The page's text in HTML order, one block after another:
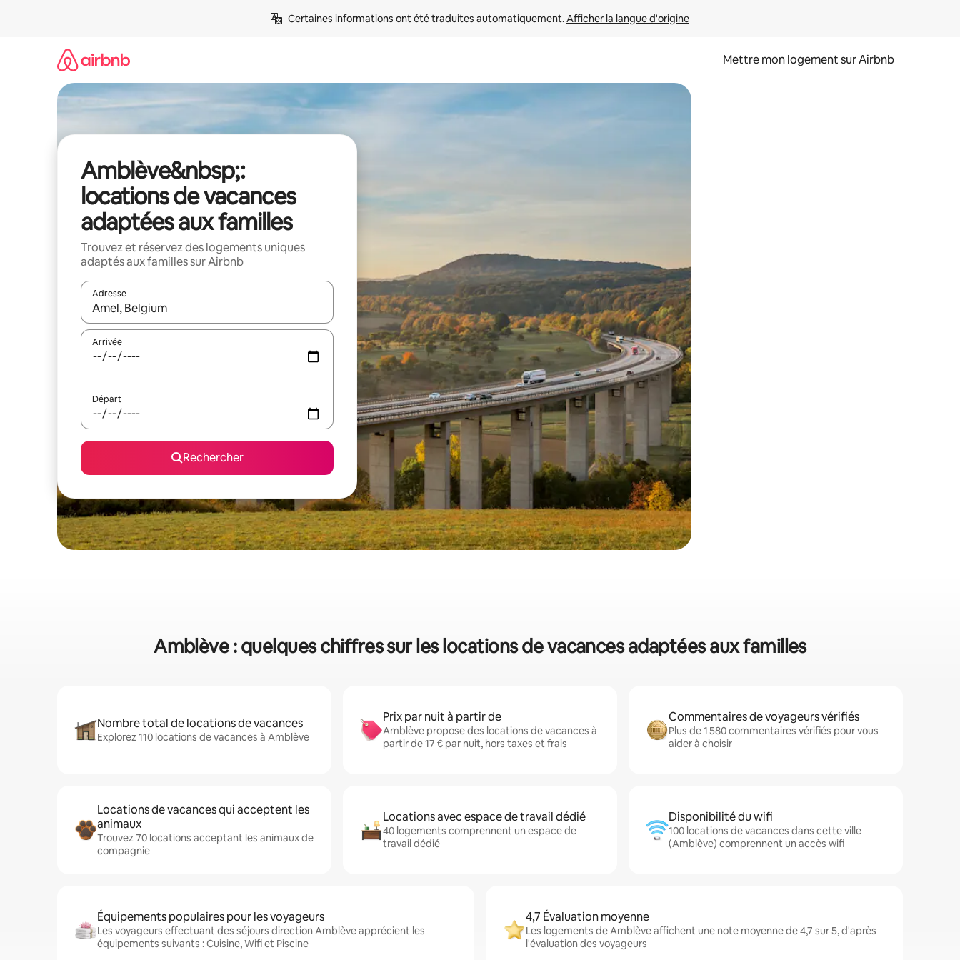
Certaines informations ont été traduites automatiquement. Afficher la langue d'origine
Mettre mon logement sur Airbnb
Amblève&nbsp;:
locations de vacances
adaptées aux familles
Trouvez et réservez des logements uniques
adaptés aux familles sur Airbnb
Adresse
Lorsque les résultats s'affichent, utilisez les flèches vers le haut et vers le bas pour les parcourir ou en appuyant et en faisant glisser.
Arrivée
Départ
Rechercher
Amblève : quelques chiffres sur les locations de vacances adaptées aux familles
Nombre total de locations de vacances
Explorez 110 locations de vacances à Amblève
Prix par nuit à partir de
Amblève propose des locations de vacances à
partir de 17 € par nuit, hors taxes et frais
Commentaires de voyageurs vérifiés
Plus de 1 580 commentaires vérifiés pour vous
aider à choisir
Locations de vacances qui acceptent les
animaux
Trouvez 70 locations acceptant les animaux de
compagnie
Locations avec espace de travail dédié
40 logements comprennent un espace de
travail dédié
Disponibilité du wifi
100 locations de vacances dans cette ville
(Amblève) comprennent un accès wifi
Équipements populaires pour les voyageurs
Les voyageurs effectuant des séjours direction Amblève apprécient les
équipements suivants : Cuisine, Wifi et Piscine
4,7 Évaluation moyenne
Les logements de Amblève affichent une note moyenne de 4,7 sur 5, d'après
l'évaluation des voyageurs